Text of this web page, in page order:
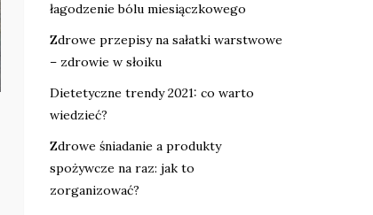
łagodzenie bólu miesiączkowego
Zdrowe przepisy na sałatki warstwowe
– zdrowie w słoiku
Dietetyczne trendy 2021: co warto
wiedzieć?
Zdrowe śniadanie a produkty
spożywcze na raz: jak to
zorganizować?